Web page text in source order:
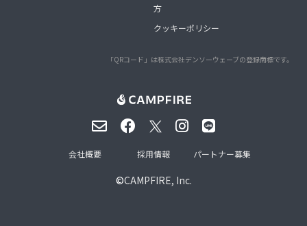
方
クッキーポリシー
「QRコード」は株式会社デンソーウェーブの登録商標です。
©CAMPFIRE, Inc.
会社概要 採用情報 パートナー募集